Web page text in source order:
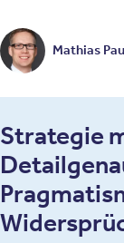
Mathias
Strategie